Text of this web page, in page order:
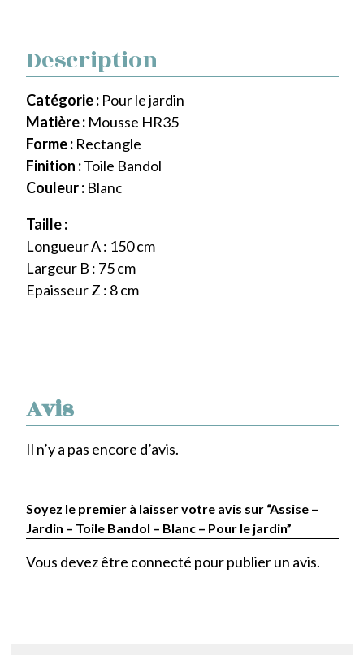
Avis
Il n’y a pas encore d’avis.
Soyez le premier à laisser votre avis sur “Assise –
Jardin – Toile Bandol – Blanc – Pour le jardin”
Vous devez être connecté pour publier un avis.
Description
Catégorie : Pour le jardin
Matière : Mousse HR35
Forme : Rectangle
Finition :Toile Bandol
Couleur : Blanc
Taille :
Longueur A : 150 cm
Largeur B : 75 cm
Epaisseur Z : 8 cm